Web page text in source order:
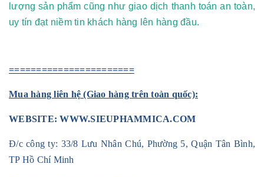
lượng sản phẩm cũng như giao dịch thanh toán an toàn,
uy tín đạt niềm tin khách hàng lên hàng đầu.
=======================
Mua hàng liên hệ (Giao hàng trên toàn quốc):
WEBSITE:WWW.SIEUPHAMMICA.COM
Đ/c công ty: 33/8 Lưu Nhân Chú, Phường 5, Quận Tân Bình,
TP Hồ Chí Minh